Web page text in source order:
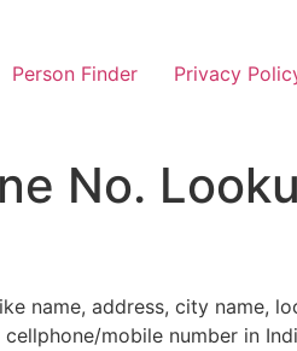
Person Finder Privacy
No.
name, address, city name,
mobile number in